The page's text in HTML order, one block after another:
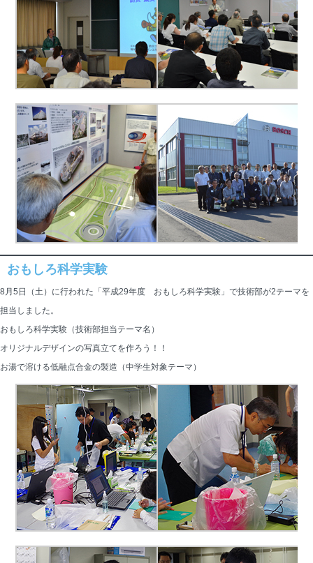
おもしろ科学実験
8月5日（土）に行われた「平成29年度 おもしろ科学実験」で技術部が2テーマを
担当しました。
おもしろ科学実験（技術部担当テーマ名）
オリジナルデザインの写真立てを作ろう！！
お湯で溶ける低融点合金の製造（中学生対象テーマ）